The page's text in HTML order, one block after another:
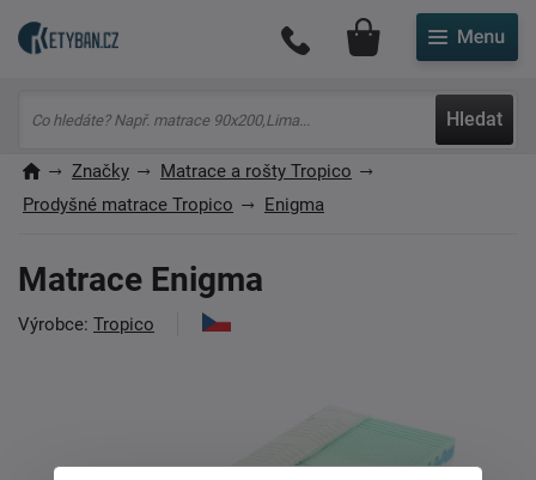
Hledat
Můj účet
Značky
Matrace a rošty Tropico
Prodyšné matrace Tropico
Enigma
Matrace Enigma
Výrobce: Tropico